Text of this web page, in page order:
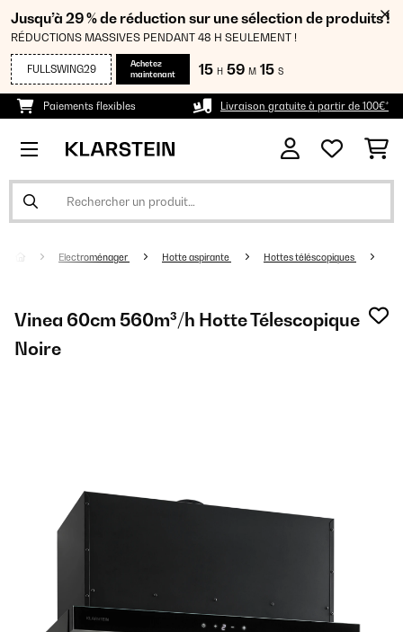
Jusqu’à 29 % de réduction sur une sélection de produits !
RÉDUCTIONS MASSIVES PENDANT 48 H SEULEMENT !
FULLSWING29
Achetez
maintenant
15 H 59 M 15 S
Paiements flexibles Livraison gratuite à partir de 100€*
Electroménager Hotte aspirante Hottes téléscopiques
Vinea 60cm 560m³/h Hotte Télescopique
Noire